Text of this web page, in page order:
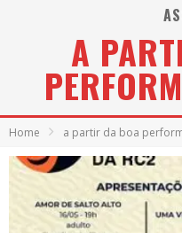
A
Home a partir da boa